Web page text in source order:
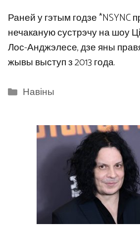
Раней у гэтым годзе *NSYNC
нечаканую сустрэчу на шоу
Лос-Анджэлесе, дзе яны
жывы выступ з 2013 года.
Categories
Навіны